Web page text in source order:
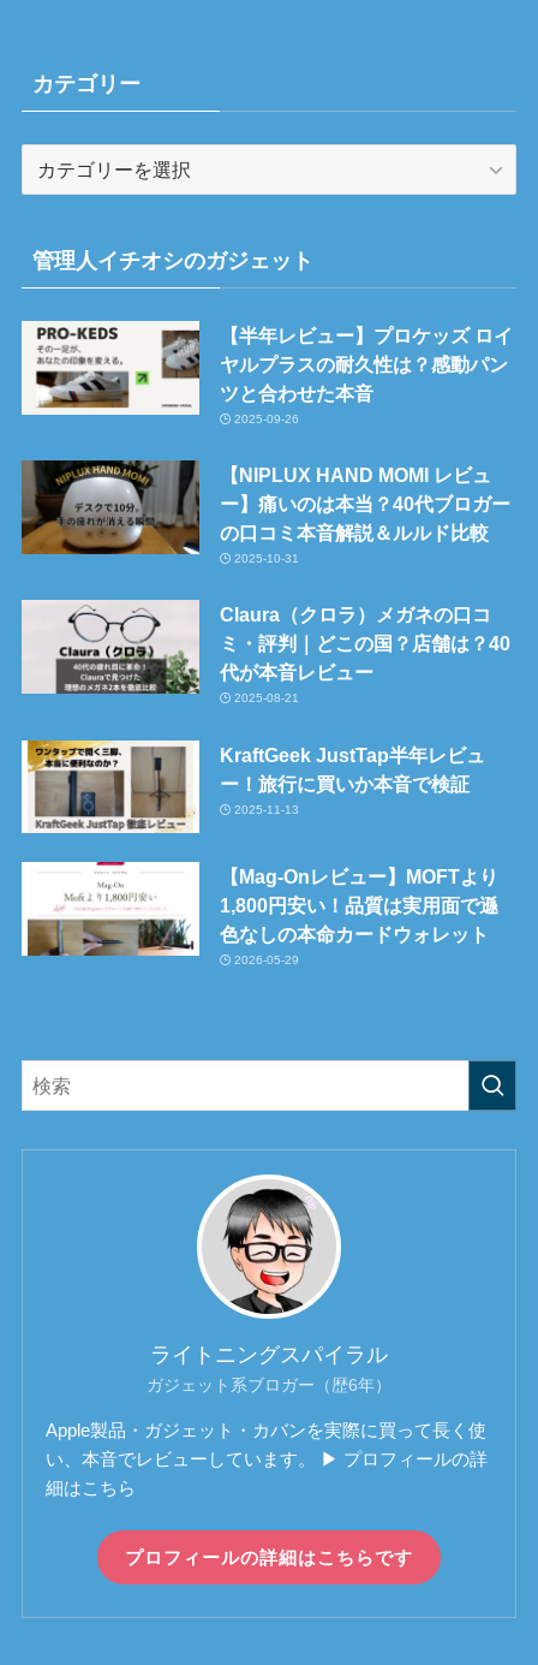
カテゴリー
リ
ー
管理人イチオシのガジェット
【半年レビュー】プロケッズ ロイ
ヤルプラスの耐久性は？感動パン
ツと合わせた本音
2025-09-26
【NIPLUX HAND MOMI レビュ
ー】痛いのは本当？40代ブロガー
の口コミ本音解説＆ルルド比較
2025-10-31
Claura（クロラ）メガネの口コ
ミ・評判｜どこの国？店舗は？40
代が本音レビュー
2025-08-21
KraftGeek JustTap半年レビュ
ー！旅行に買いか本音で検証
2025-11-13
【Mag-Onレビュー】MOFTより
1,800円安い！品質は実用面で遜
色なしの本命カードウォレット
2026-05-29
ライトニングスパイラル
ガジェット系ブロガー（歴6年）
Apple製品・ガジェット・カバンを実際に買って長く使
い、本音でレビューしています。 ▶ プロフィールの詳
細はこちら
プロフィールの詳細はこちらです